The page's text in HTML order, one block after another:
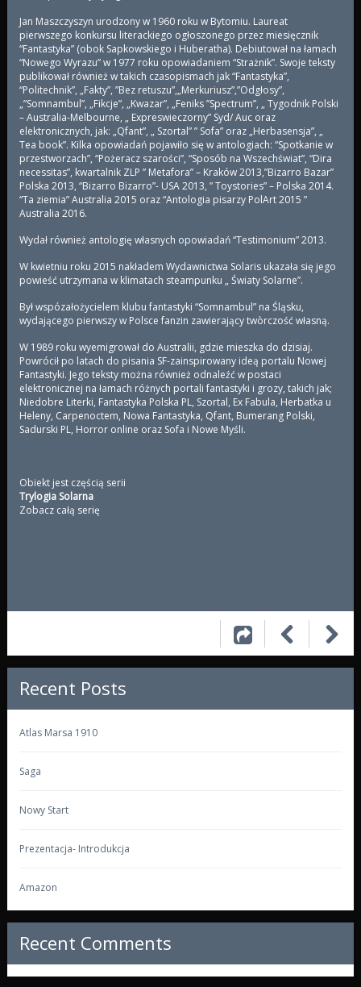
Jan Maszczyszyn urodzony w 1960 roku w Bytomiu. Laureat
pierwszego konkursu literackiego ogłoszonego przez miesięcznik
“Fantastyka” (obok Sapkowskiego i Huberatha). Debiutował na łamach
“Nowego Wyrazu” w 1977 roku opowiadaniem “Strażnik”. Swoje teksty
publikował również w takich czasopismach jak “Fantastyka”,
“Politechnik”, „Fakty”, ”Bez retuszu”,„Merkuriusz”,”Odgłosy”,
„”Somnambul”, „Fikcje”, „Kwazar”, „Feniks ”Spectrum”, „ Tygodnik Polski
– Australia-Melbourne, „ Expreswieczorny” Syd/ Auc oraz
elektronicznych, jak: „Qfant”, „ Szortal” ” Sofa” oraz „Herbasensja”, „
Tea book”. Kilka opowiadań pojawiło się w antologiach: “Spotkanie w
przestworzach”, “Pożeracz szarości”, “Sposób na Wszechświat”, “Dira
necessitas”, kwartalnik ZLP ” Metafora” – Kraków 2013,”Bizarro Bazar”
Polska 2013, “Bizarro Bizarro”- USA 2013, ” Toystories” – Polska 2014.
“Ta ziemia” Australia 2015 oraz “Antologia pisarzy PolArt 2015 ”
Australia 2016.
Wydał również antologię własnych opowiadań “Testimonium” 2013.
W kwietniu roku 2015 nakładem Wydawnictwa Solaris ukazała się jego
powieść utrzymana w klimatach steampunku „ Światy Solarne”.
Był wspózałożycielem klubu fantastyki “Somnambul” na Śląsku,
wydającego pierwszy w Polsce fanzin zawierający twòrczość własną.
W 1989 roku wyemigrował do Australii, gdzie mieszka do dzisiaj.
Powrócił po latach do pisania SF-zainspirowany ideą portalu Nowej
Fantastyki. Jego teksty można również odnaleźć w postaci
elektronicznej na łamach różnych portali fantastyki i grozy, takich jak;
Niedobre Literki, Fantastyka Polska PL, Szortal, Ex Fabula, Herbatka u
Heleny, Carpenoctem, Nowa Fantastyka, Qfant, Bumerang Polski,
Sadurski PL, Horror online oraz Sofa i Nowe Myśli.
Obiekt jest częścią serii
Trylogia Solarna
Zobacz całą serię
Recent Posts
Atlas Marsa 1910
Saga
Nowy Start
Prezentacja- Introdukcja
Amazon
Recent Comments